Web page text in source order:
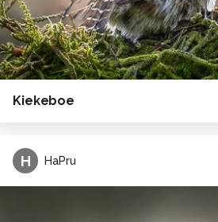
Kiekeboe
H HaPru